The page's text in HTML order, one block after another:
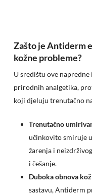
Zašto je Antiderm
kožne probleme?
U središtu ove
prirodnih analgetika,
koji djeluju trenutačno
Trenutačno
učinkovito smiruje
žarenja i
i češanje.
Duboka obnova
sastavu, Antiderm